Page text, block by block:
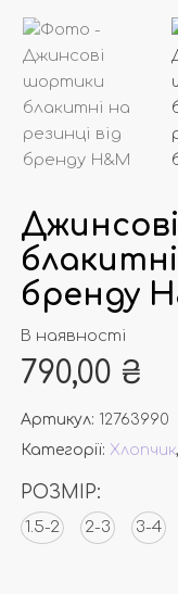
бренду
В наявності
790,00 ₴
Артикул: 12763990
Категорії: Хлопчик,
РОЗМІР:
1.5-2 2-3 3-4